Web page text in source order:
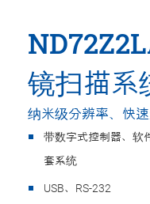
镜扫描系
纳米级分辨率、快
带数字式控制器、软
套系统
USB、RS-232